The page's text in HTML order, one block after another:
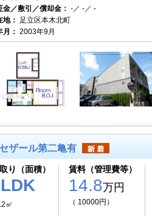
金／敷引／償却金： -／ -／ -
地： 足立区本木北町
月： 2003年9月
ザール第二亀有
り（面積）
㎡
賃料（管理費等）
14.8万円
（ 10000円）